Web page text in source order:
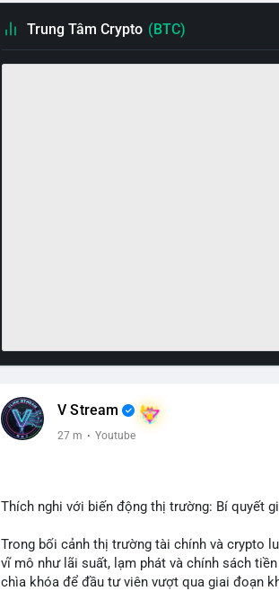
Trung Tâm Crypto (BTC)
V Stream
27 m · Youtube
Thích nghi với biến động thị trường: Bí quyết
Trong bối cảnh thị trường tài chính và crypto
vĩ mô như lãi suất, lạm phát và chính sách
chìa khóa để đầu tư viên vượt qua giai đoạn